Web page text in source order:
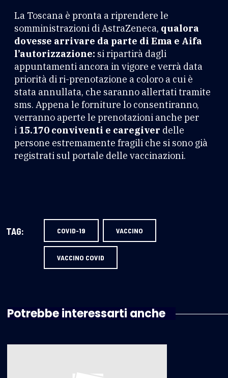
La Toscana è pronta a riprendere le
somministrazioni di AstraZeneca, qualora
dovesse arrivare da parte di Ema e Aifa
l’autorizzazione: si ripartirà dagli
appuntamenti ancora in vigore e verrà data
priorità di ri-prenotazione a coloro a cui è
stata annullata, che saranno allertati tramite
sms. Appena le forniture lo consentiranno,
verranno aperte le prenotazioni anche per
i 15.170 conviventi e caregiver delle
persone estremamente fragili che si sono già
registrati sul portale delle vaccinazioni.
TAG: COVID-19 VACCINO
VACCINO COVID
Potrebbe interessarti anche